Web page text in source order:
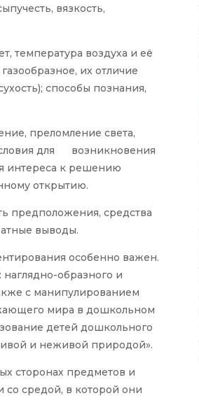
вязкость,
температура воздуха и её
их отличие
способы познания,
преломление света,
для возникновения
интереса к решению
открытию.
предположения, средства
выводы.
особенно важен.
образного и
с манипулированием
мира в дошкольном
детей дошкольного
и неживой природой».
сторонах предметов и
средой, в которой они